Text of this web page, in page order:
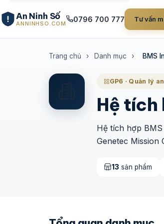
An Ninh Số
ANNINHSO.COM
0796 700 777 Tư vấn
Trang chủ › Danh mục › BMS
GP6 · Quản lý
Hệ tích
Hệ tích hợp
Genetec Mission
13 sản phẩm